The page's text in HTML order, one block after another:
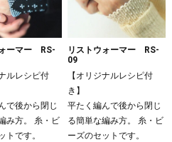
ーマー RS-
ルレシピ付
で後から閉じ
み方。 糸・ビ
トです。
リストウォーマー RS-
09
【オリジナルレシピ付
き】
平たく編んで後から閉じ
る簡単な編み方。 糸・ビ
ーズのセットです。